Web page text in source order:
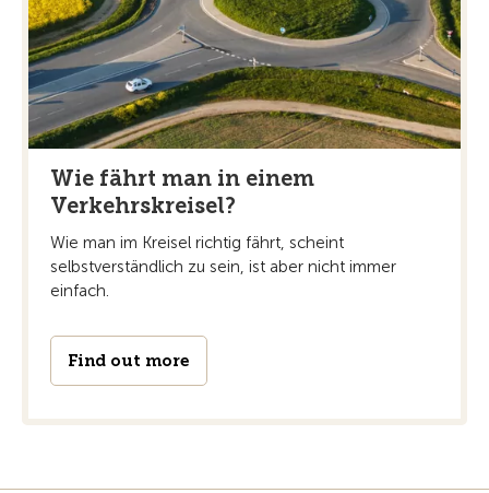
Wie fährt man in einem
Verkehrskreisel?
Wie man im Kreisel richtig fährt, scheint
selbstverständlich zu sein, ist aber nicht immer
einfach.
Find out more